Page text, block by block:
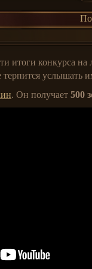
итоги конкурса
терпится
. Он получает 500